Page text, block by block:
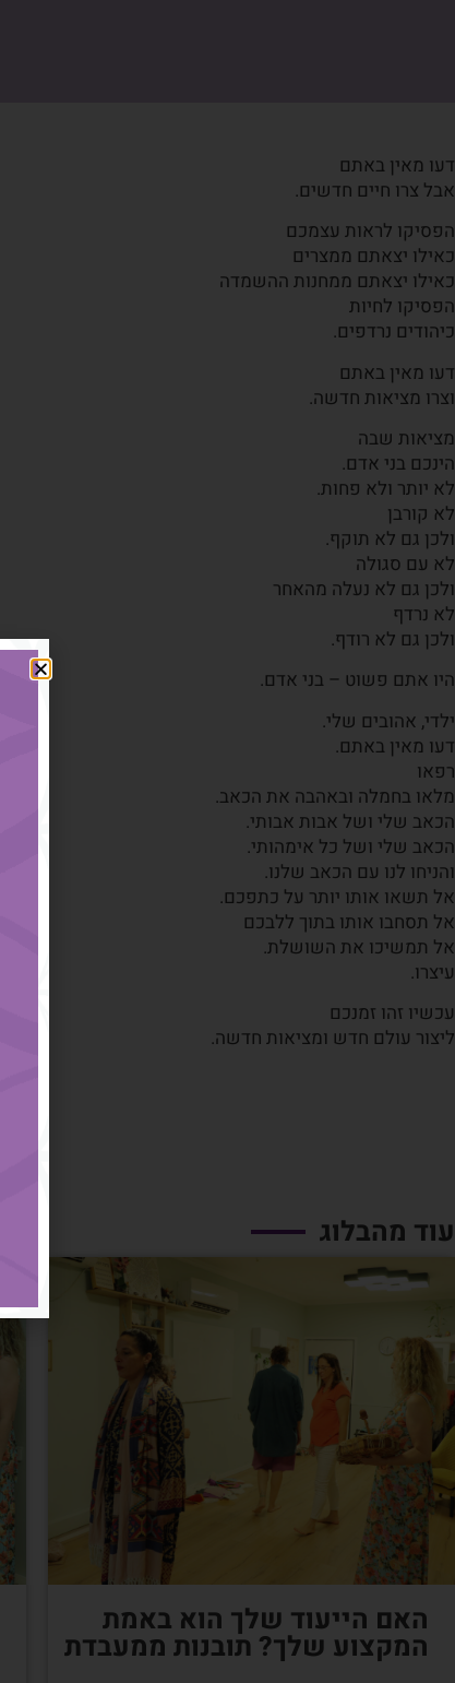
דעו מאין באתם
אבל צרו חיים חדשים.
הפסיקו לראות עצמכם
כאילו יצאתם ממצרים
כאילו יצאתם ממחנות ההשמדה
הפסיקו לחיות
כיהודים נרדפים.
דעו מאין באתם
וצרו מציאות חדשה.
מציאות שבה
הינכם בני אדם.
לא יותר ולא פחות.
לא קורבן
ולכן גם לא תוקף.
לא עם סגולה
ולכן גם לא נעלה מהאחר
לא נרדף
ולכן גם לא רודף.
היו אתם פשוט – בני אדם.
ילדי, אהובים שלי.
דעו מאין באתם.
רפאו
מלאו בחמלה ובאהבה את הכאב.
הכאב שלי ושל אבות אבותי.
הכאב שלי ושל כל אימהותי.
והניחו לנו עם הכאב שלנו.
אל תשאו אותו יותר על כתפכם.
אל תסחבו אותו בתוך ללבכם
אל תמשיכו את השושלת.
עיצרו.
עכשיו זהו זמנכם
ליצור עולם חדש ומציאות חדשה.
עוד מהבלוג
האם הייעוד שלך הוא באמת
המקצוע שלך? תובנות ממעבדת